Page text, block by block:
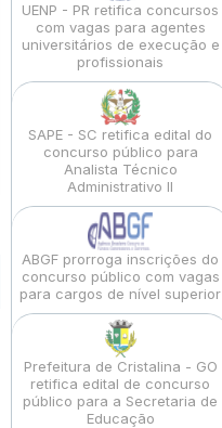
UENP - PR retifica concursos
com vagas para agentes
universitários de execução e
profissionais
SAPE - SC retifica edital do
concurso público para
Analista Técnico
Administrativo II
ABGF prorroga inscrições do
concurso público com vagas
para cargos de nível superior
Prefeitura de Cristalina - GO
retifica edital de concurso
público para a Secretaria de
Educação